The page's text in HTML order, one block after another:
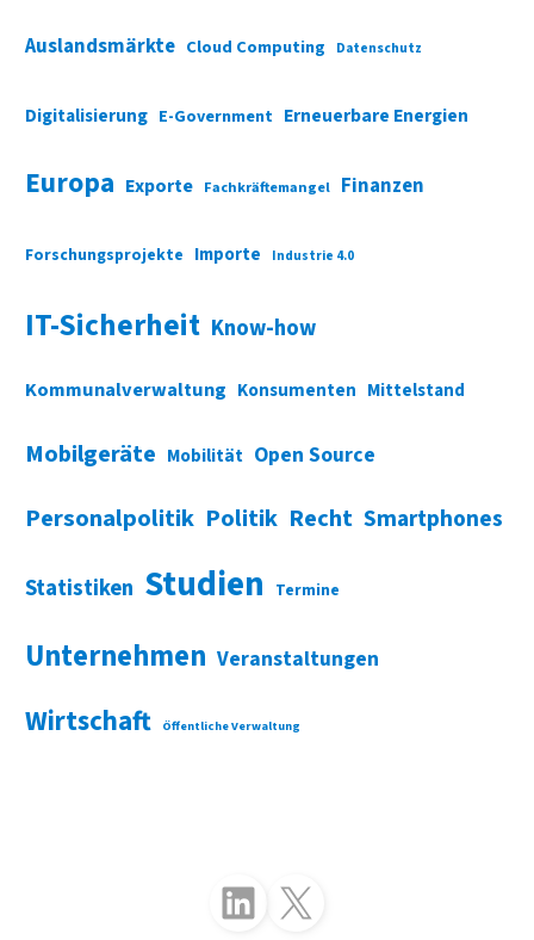
Auslandsmärkte Cloud Computing Datenschutz
Digitalisierung E-Government Erneuerbare Energien
Europa Exporte Fachkräftemangel Finanzen
Forschungsprojekte Importe Industrie 4.0
IT-Sicherheit Know-how
Kommunalverwaltung Konsumenten Mittelstand
Mobilgeräte Mobilität Open Source
Personalpolitik Politik Recht Smartphones
Statistiken Studien Termine
Unternehmen Veranstaltungen
Wirtschaft Öffentliche Verwaltung
Folgen Sie uns auf LinkedInFolgen Sie uns auf X (Twitter)